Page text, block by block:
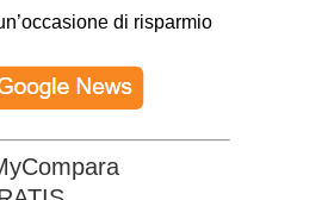
di risparmio